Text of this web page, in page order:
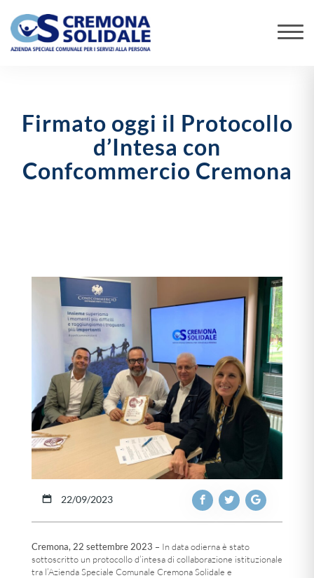
Firmato oggi il Protocollo
d’Intesa con
Confcommercio Cremona
22/09/2023
Cremona, 22 settembre 2023 – In data odierna è stato
sottoscritto un protocollo d’intesa di collaborazione istituzionale
tra l’Azienda Speciale Comunale Cremona Solidale e